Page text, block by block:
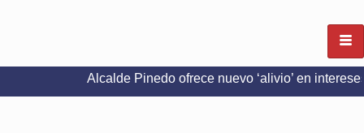
Alcalde Pinedo ofrece nuevo ‘alivio’ en intereses del